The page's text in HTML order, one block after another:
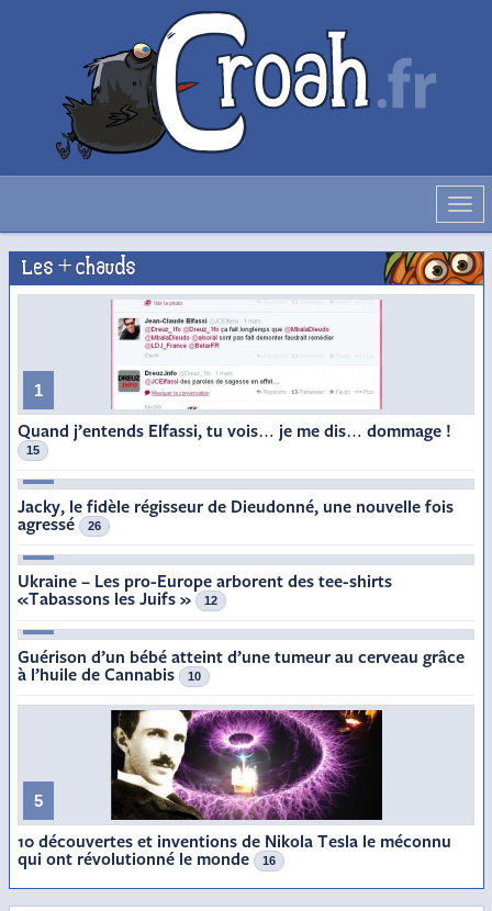
la
Les + chauds
1
Quand j’entends Elfassi, tu vois… je me dis… dommage !
15
2
Jacky, le fidèle régisseur de Dieudonné, une nouvelle fois
agressé
26
Ukraine – Les pro-Europe arborent des tee-shirts
«Tabassons les Juifs »
12
Guérison d’un bébé atteint d’une tumeur au cerveau grâce
à l’huile de Cannabis
10
5
10 découvertes et inventions de Nikola Tesla le méconnu
qui ont révolutionné le monde
16